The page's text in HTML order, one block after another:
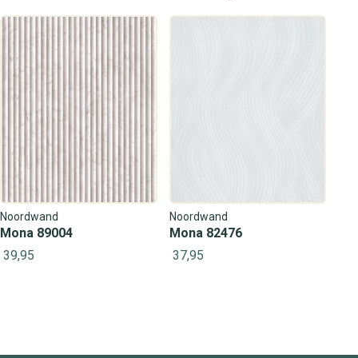
Noordwand
Mona 89004
39,95
Noordwand
Mona 82476
37,95